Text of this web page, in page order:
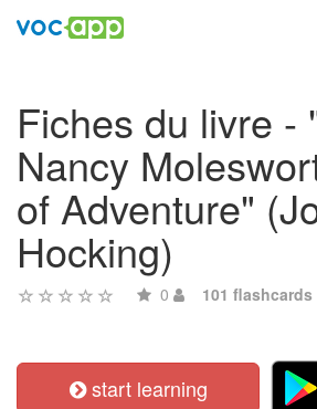
Fiches du livre -
Nancy
of Adventure"
Hocking)
0 101 flashcards
start learning